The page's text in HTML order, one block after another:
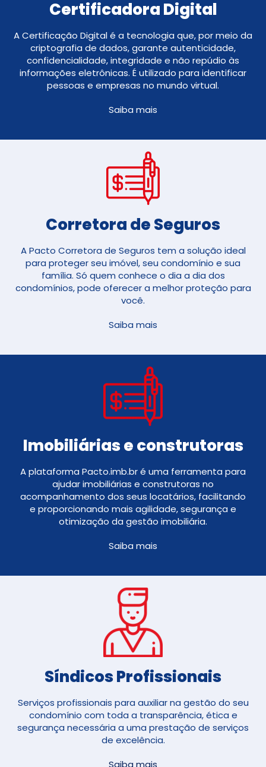
Certificadora Digital
A Certificação Digital é a tecnologia que, por meio da
criptografia de dados, garante autenticidade,
confidencialidade, integridade e não repúdio às
informações eletrônicas. É utilizado para identificar
pessoas e empresas no mundo virtual.
Saiba mais
Corretora de Seguros​
A Pacto Corretora de Seguros tem a solução ideal
para proteger seu imóvel, seu condomínio e sua
família. Só quem conhece o dia a dia dos
condomínios, pode oferecer a melhor proteção para
você.
Saiba mais
Imobiliárias e construtoras
A plataforma Pacto.imb.br é uma ferramenta para
ajudar imobiliárias e construtoras no
acompanhamento dos seus locatários, facilitando
e proporcionando mais agilidade, segurança e
otimização da gestão imobiliária.
Saiba mais
Síndicos Profissionais
Serviços profissionais para auxiliar na gestão do seu
condomínio com toda a transparência, ética e
segurança necessária a uma prestação de serviços
de excelência.
Saiba mais